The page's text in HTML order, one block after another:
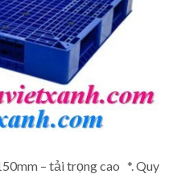
– tải trọng cao *. Quy